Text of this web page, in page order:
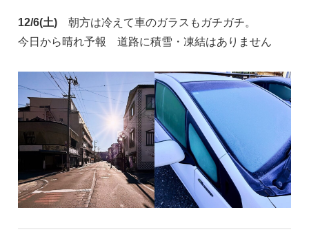
12/6(土) 朝方は冷えて車のガラスもガチガチ。
今日から晴れ予報 道路に積雪・凍結はありません